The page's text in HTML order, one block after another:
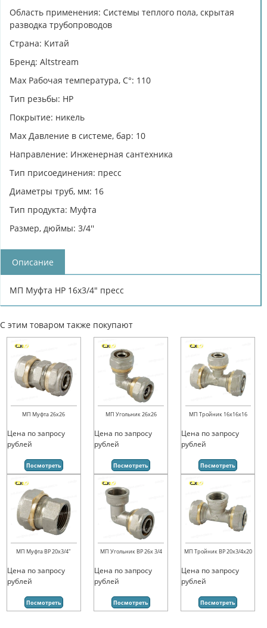
Область применения: Системы теплого пола, скрытая
разводка трубопроводов
Страна: Китай
Бренд: Altstream
Max Рабочая температура, C°: 110
Тип резьбы: НР
Покрытие: никель
Max Давление в системе, бар: 10
Направление: Инженерная сантехника
Тип присоединения: пресс
Диаметры труб, мм: 16
Тип продукта: Муфта
Размер, дюймы: 3/4''
Описание
МП Муфта НР 16х3/4" пресс
С этим товаром также покупают
МП Муфта 26х26
Цена по запросу
рублей
Посмотреть
МП Угольник 26х26
Цена по запросу
рублей
Посмотреть
МП Тройник 16х16х16
Цена по запросу
рублей
Посмотреть
МП Муфта ВР 20х3/4"
Цена по запросу
рублей
Посмотреть
МП Угольник ВР 26х 3/4
Цена по запросу
рублей
Посмотреть
МП Тройник ВР 20х3/4х20
Цена по запросу
рублей
Посмотреть